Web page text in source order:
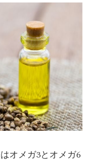
オメガ3とオメガ6